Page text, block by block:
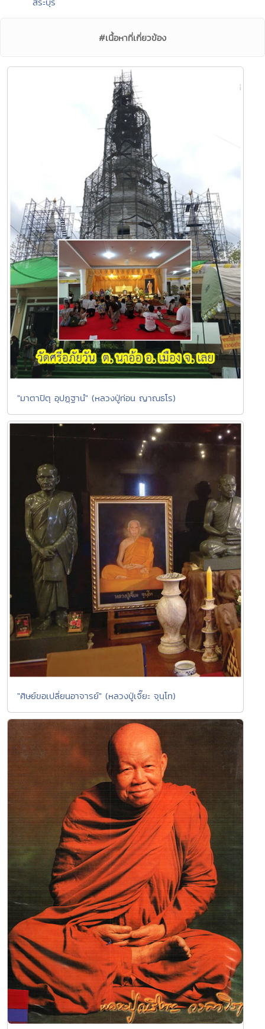
#เนื้อหาที่เกี่ยวข้อง
"มาตาปิตุ อุปฏฺฐานํ" (หลวงปู่ท่อน ญาณธโร)
"ศิษย์ขอเปลี่ยนอาจารย์" (หลวงปู่เจี๊ยะ จุนฺโท)